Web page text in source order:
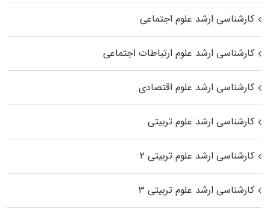
کارشناسی ارشد علوم اجتماعی
کارشناسی ارشد علوم ارتباطات اجتماعی
کارشناسی ارشد علوم اقتصادی
کارشناسی ارشد علوم تربیتی
کارشناسی ارشد علوم تربیتی ۲
کارشناسی ارشد علوم تربیتی ۳